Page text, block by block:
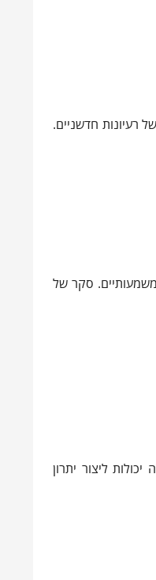
רעיונות חדשניים.
סקר של
ליצור יתרון